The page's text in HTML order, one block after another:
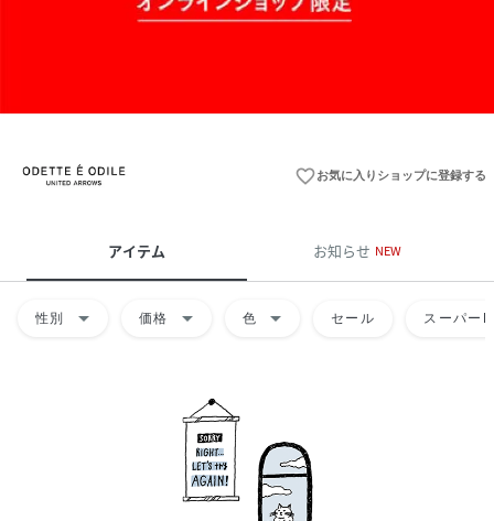
favorite_borderお気に入りショップに登録する
アイテム お知らせ NEW
性別 arrow_drop_down 価格 arrow_drop_down 色 arrow_drop_down セール スーパー